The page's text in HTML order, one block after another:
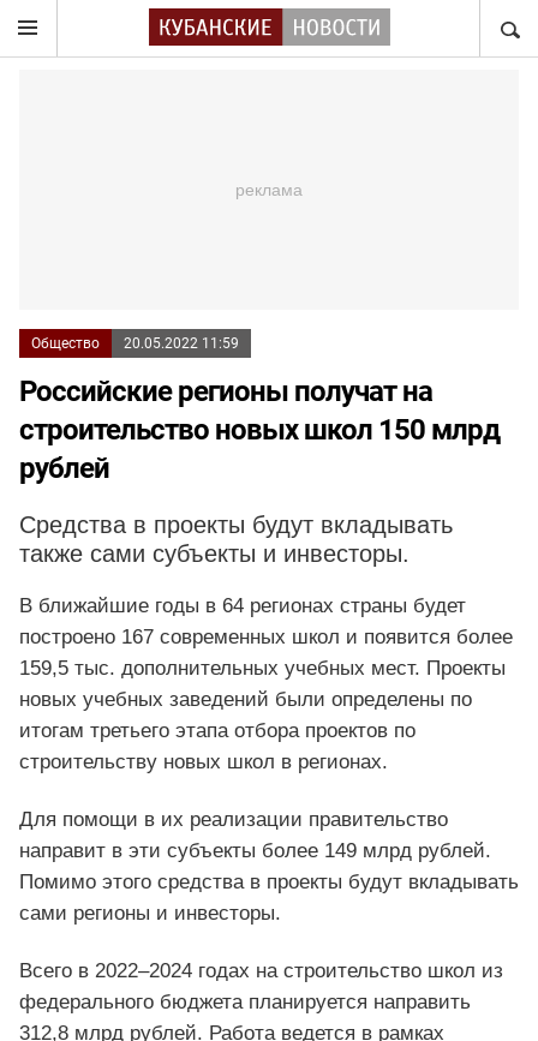
Общество 20.05.2022 11:59
Российские регионы получат на
строительство новых школ 150 млрд
рублей
Средства в проекты будут вкладывать
также сами субъекты и инвесторы.
В ближайшие годы в 64 регионах страны будет
построено 167 современных школ и появится более
159,5 тыс. дополнительных учебных мест. Проекты
новых учебных заведений были определены по
итогам третьего этапа отбора проектов по
строительству новых школ в регионах.
Для помощи в их реализации правительство
направит в эти субъекты более 149 млрд рублей.
Помимо этого средства в проекты будут вкладывать
сами регионы и инвесторы.
Всего в 2022–2024 годах на строительство школ из
федерального бюджета планируется направить
312,8 млрд рублей. Работа ведется в рамках